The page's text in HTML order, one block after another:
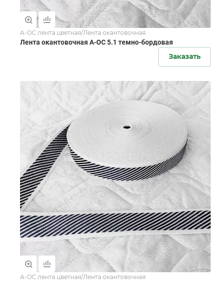
А-ОС лента цветная/Лента окантовочная
Лента окантовочная А-ОС 5.1 темно-бордовая
Заказать
А-ОС лента цветная/Лента окантовочная